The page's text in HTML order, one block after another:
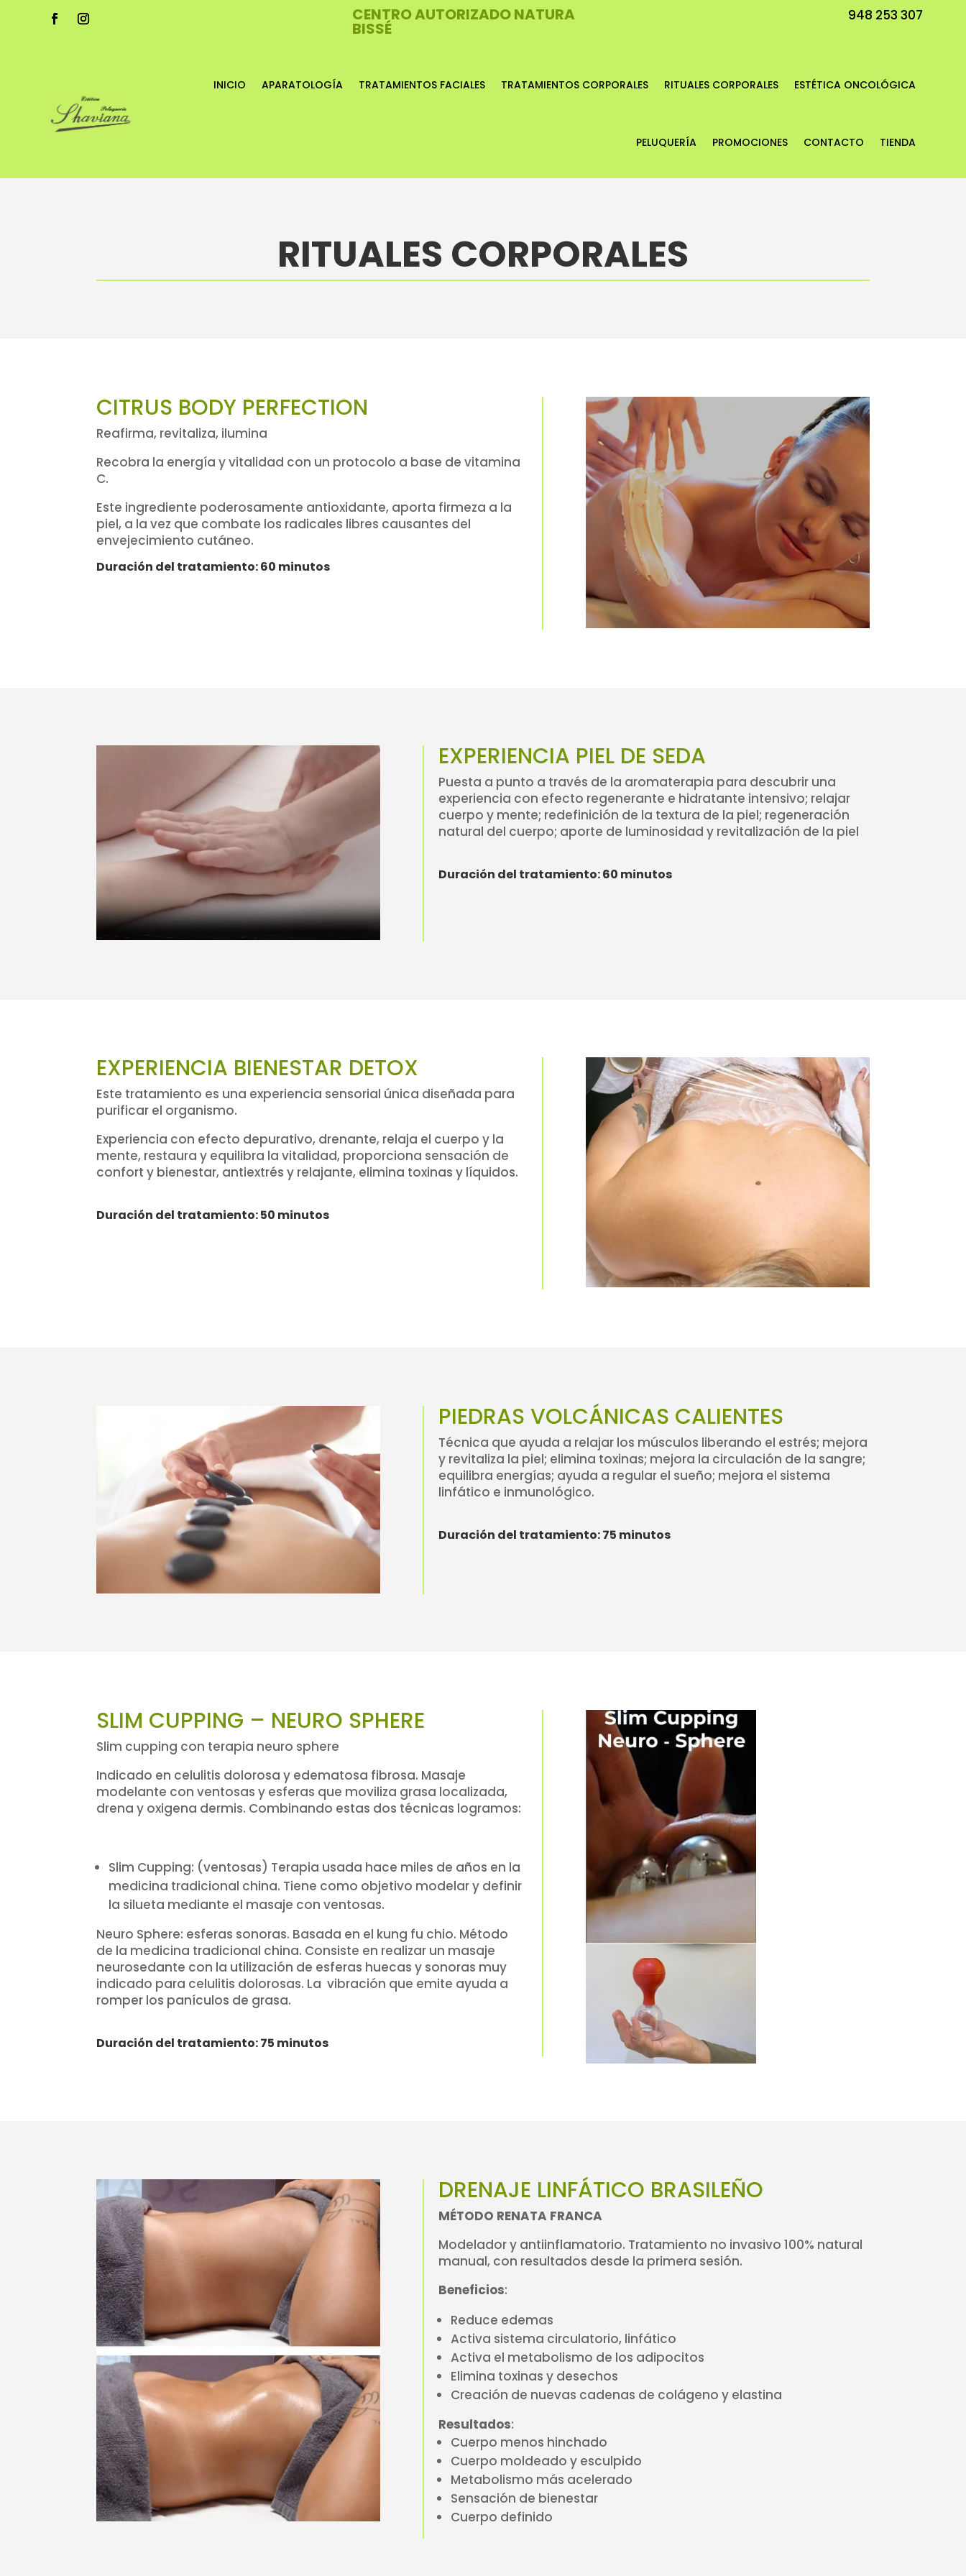
CENTRO AUTORIZADO NATURA
BISSÉ
948 253 307
INICIO APARATOLOGÍA TRATAMIENTOS FACIALES TRATAMIENTOS CORPORALES RITUALES CORPORALES ESTÉTICA ONCOLÓGICA
PELUQUERÍA PROMOCIONES CONTACTO TIENDA
RITUALES CORPORALES
CITRUS BODY PERFECTION
Reafirma, revitaliza, ilumina
Recobra la energía y vitalidad con un protocolo a base de vitamina
C.
Este ingrediente poderosamente antioxidante, aporta firmeza a la
piel, a la vez que combate los radicales libres causantes del
envejecimiento cutáneo.
Duración del tratamiento: 60 minutos
EXPERIENCIA PIEL DE SEDA
Puesta a punto a través de la aromaterapia para descubrir una
experiencia con efecto regenerante e hidratante intensivo; relajar
cuerpo y mente; redefinición de la textura de la piel; regeneración
natural del cuerpo; aporte de luminosidad y revitalización de la piel
Duración del tratamiento: 60 minutos
EXPERIENCIA BIENESTAR DETOX
Este tratamiento es una experiencia sensorial única diseñada para
purificar el organismo.
Experiencia con efecto depurativo, drenante, relaja el cuerpo y la
mente, restaura y equilibra la vitalidad, proporciona sensación de
confort y bienestar, antiextrés y relajante, elimina toxinas y líquidos.
Duración del tratamiento: 50 minutos
PIEDRAS VOLCÁNICAS CALIENTES
Técnica que ayuda a relajar los músculos liberando el estrés; mejora
y revitaliza la piel; elimina toxinas; mejora la circulación de la sangre;
equilibra energías; ayuda a regular el sueño; mejora el sistema
linfático e inmunológico.
Duración del tratamiento: 75 minutos
SLIM CUPPING – NEURO SPHERE
Slim cupping con terapia neuro sphere
Indicado en celulitis dolorosa y edematosa fibrosa. Masaje
modelante con ventosas y esferas que moviliza grasa localizada,
drena y oxigena dermis. Combinando estas dos técnicas logramos:
Slim Cupping: (ventosas) Terapia usada hace miles de años en la
medicina tradicional china. Tiene como objetivo modelar y definir
la silueta mediante el masaje con ventosas.
Neuro Sphere: esferas sonoras. Basada en el kung fu chio. Método
de la medicina tradicional china. Consiste en realizar un masaje
neurosedante con la utilización de esferas huecas y sonoras muy
indicado para celulitis dolorosas. La vibración que emite ayuda a
romper los panículos de grasa.
Duración del tratamiento: 75 minutos
DRENAJE LINFÁTICO BRASILEÑO
MÉTODO RENATA FRANCA
Modelador y antiinflamatorio. Tratamiento no invasivo 100% natural
manual, con resultados desde la primera sesión.
Beneficios:
Reduce edemas
Activa sistema circulatorio, linfático
Activa el metabolismo de los adipocitos
Elimina toxinas y desechos
Creación de nuevas cadenas de colágeno y elastina
Resultados:
Cuerpo menos hinchado
Cuerpo moldeado y esculpido
Metabolismo más acelerado
Sensación de bienestar
Cuerpo definido